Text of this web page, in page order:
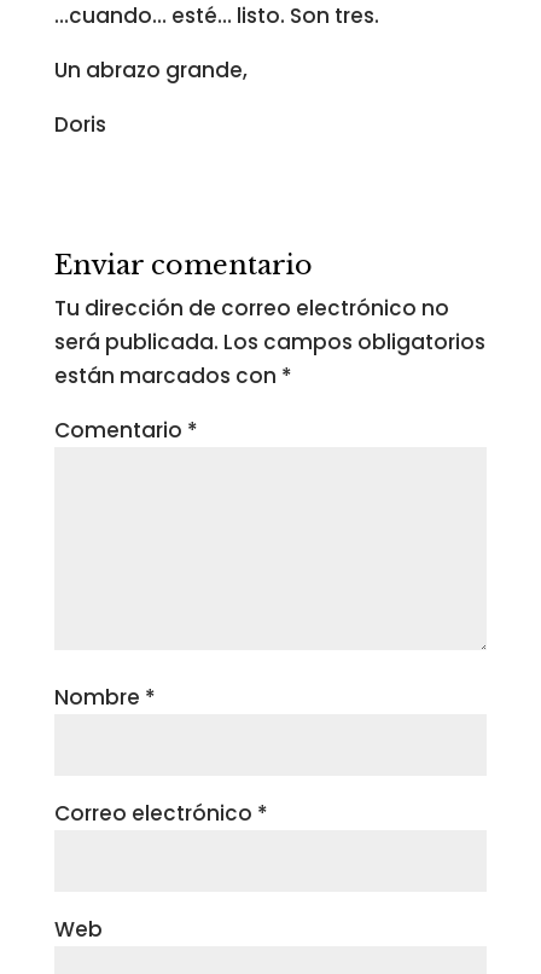
…cuando… esté… listo. Son tres.
Un abrazo grande,
Doris
Enviar comentario
Tu dirección de correo electrónico no
será publicada. Los campos obligatorios
están marcados con *
Comentario *
Nombre *
Correo electrónico *
Web